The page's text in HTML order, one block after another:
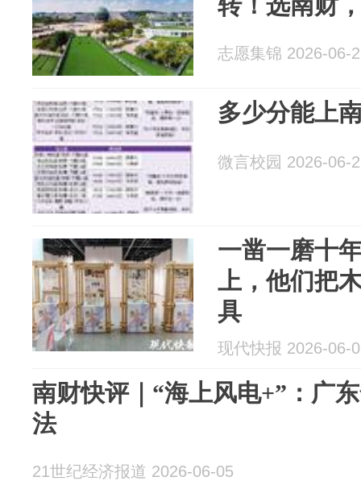
志愿集锦 2026-06-
多少分能上
微言校园 2026-06-
一凿一磨十
上，他们把
具
现代快报 2026-06-
南财快评｜“海上风电+”：广
法
21世纪经济报道 2026-06-05